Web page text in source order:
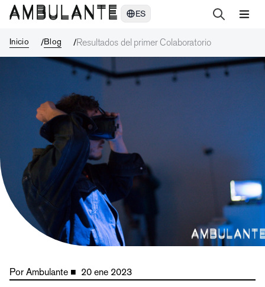
ES
Inicio Blog Resultados del primer Colaboratorio
Por Ambulante ■ 20 ene 2023
Resultados del primer Colaboratorio